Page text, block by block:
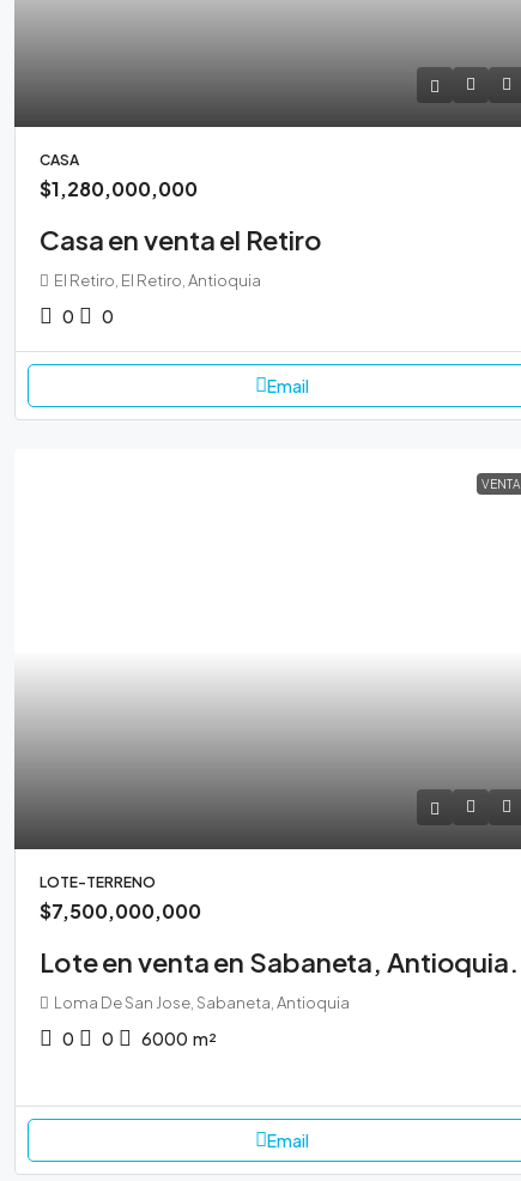
CASA
$1,280,000,000
Casa en venta el Retiro
El Retiro, El Retiro, Antioquia
0 0
Email
VENTA
LOTE-TERRENO
$7,500,000,000
Lote en venta en Sabaneta, Antioquia.
Loma De San Jose, Sabaneta, Antioquia
0 0 6000 m²
Email